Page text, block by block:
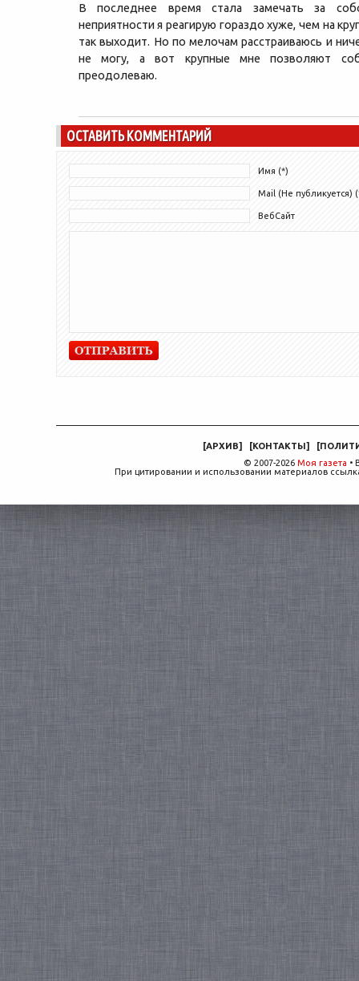
В последнее время стала замечать за
неприятности я реагирую гораздо хуже, чем на
так выходит. Но по мелочам расстраиваюсь и
не могу, а вот крупные мне позволяют
преодолеваю.
ОСТАВИТЬ КОММЕНТАРИЙ
Имя (*)
Mail (Не публикуется)
ВебСайт
[АРХИВ] [КОНТАКТЫ] [
© 2007-2026 Моя газета •
При цитировании и использовании материалов